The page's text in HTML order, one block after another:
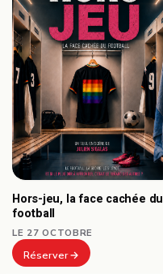
Hors-jeu, la face cachée du
football
LE 27 OCTOBRE
Réserver